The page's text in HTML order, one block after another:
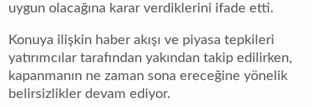
uygun olacağına karar verdiklerini ifade etti.
Konuya ilişkin haber akışı ve piyasa tepkileri
yatırımcılar tarafından yakından takip edilirken,
kapanmanın ne zaman sona ereceğine yönelik
belirsizlikler devam ediyor.